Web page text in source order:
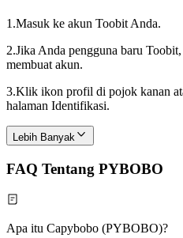
1.Masuk ke akun Toobit Anda.
2.Jika Anda pengguna baru
membuat akun.
3.Klik ikon profil di pojok kanan
halaman Identifikasi.
Lebih Banyak
FAQ Tentang PYBOBO
Apa itu Capybobo (PYBOBO)?